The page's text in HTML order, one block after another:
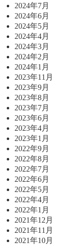
2024年7月
2024年6月
2024年5月
2024年4月
2024年3月
2024年2月
2024年1月
2023年11月
2023年9月
2023年8月
2023年7月
2023年6月
2023年4月
2023年1月
2022年9月
2022年8月
2022年7月
2022年6月
2022年5月
2022年4月
2022年1月
2021年12月
2021年11月
2021年10月